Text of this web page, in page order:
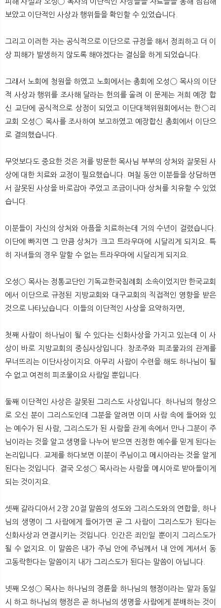
보았고 이단적인 사상과 행위들을 확인할 수 있었습니다.
그리고 이러한 자는 공식적으로 이단으로 규정을 해서 정죄하고 더 이
상 피해가 발생하지 않도록 해야겠다는 결심을 하게 되었습니다.
그래서 노회에 청원을 하였고 노회에서는 총회에 오성◯ 목사의 이단
적 사상과 행위를 조사해 달라는 헌의를 올려 이 문제는 저희 예장 합
신 교단에 공식적으로 상정이 되었고 이단대책위원회에서는 한◯리
교회 오성◯ 목사를 조사하여 보고하였고 예장합신 총회에서 이단으
로 결의했습니다.
무엇보다도 중요한 것은 저를 방문한 목사님 부부의 상처와 잘못된 사
상에 대한 치료와 교정이 필요했습니다. 며칠 동안 이분들을 상담하면
서 잘못된 사상을 바로잡아 주었고 조금이나마 상처를 치유할 수 있었
습니다.
이분들이 자신의 상처와 아픔을 치료하는데 거의 수년이 걸렸습니다.
이단에 빠지면 그 만큼 상처가 크고 트라우마에 시달리게 되지요. 특
히 자녀들의 경우 말할 수 없는 트라우마에 시달리게 되지요.
오성◯ 목사는 정통교단인 기독교한국침례회 소속이었지만 한국교회
에서 이단으로 규정된 지방교회와 대구교회의 직접적인 영향을 받은
것으로 나타났습니다. 이들의 이단적인 사상을 요약하자면,
첫째 사람이 하나님이 될 수 있다는 신화사상을 가지고 있는데 이 사
상이 바로 지방교회의 중심사상입니다. 창조주와 피조물과의 관계를
무너뜨리는 이단사상이지요. 아무리 사람이 수련을 해도 하나님이 될
수 없고 여전히 피조물이요 사람일 뿐입니다.
둘째 이단적인 사상은 잘못된 그리스도 사상입니다. 하나님의 형상으
로 오신 분이 그리스도인데 그분을 알려면 이미 사람 속에 들어와 있
는 예수가 된 사람, 그리스도가 된 사람을 관계 속에서 만나 그분이 주
님이라는 것을 알고 생명을 나누어 받으면 진정한 예수를 믿게 된다는
논리입니다. 교제를 하다보면 이분이 주님이고 메시아라는 것을 알게
된다는 것입니다. 결국 오성◯ 목사라는 사람을 메시아로 받아들이게
되는 것이지요.
셋째 갈라디아서 2장 20절 말씀의 성도와 그리스도와의 연합을, 하나
님의 생명이 그 사람에게 들어가면 곧 그 사람이 그리스도가 된다는
신화사상과 연결시키는 것입니다. 인간은 죄인일 뿐이지 그리스도가
될 수 없지요. 이 말씀은 내가 주님 안에 주님께서 내 안에 계셔서 동
고동락한다는 말씀이지 내가 그리스도가 된다는 말씀이 아닙니다.
넷째 오성◯ 목사는 하나님의 경륜을 하나님의 행정이라는 말과 동일
시 하고 하나님의 행정은 곧 하나님의 생명을 사람에게 분배하는 것이